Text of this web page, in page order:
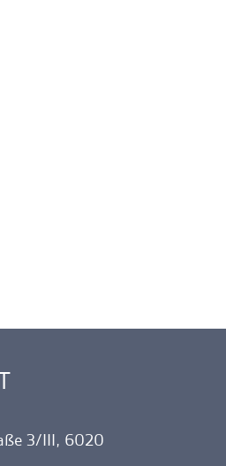
3/III, 6020